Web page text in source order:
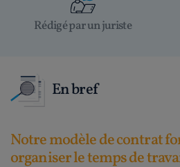
Rédigé par un juriste
En bref
Notre modèle de contrat
organiser le temps de